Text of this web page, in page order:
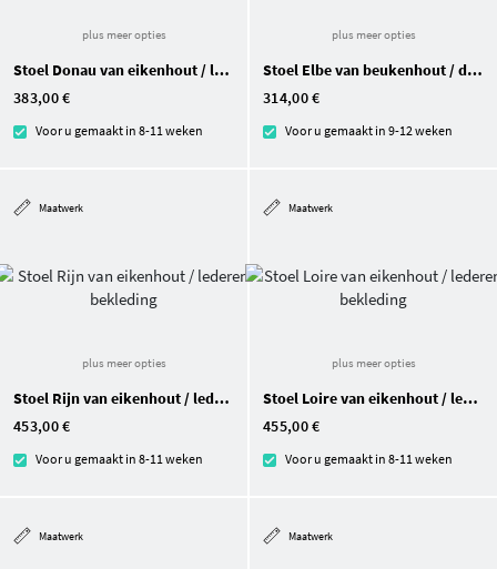
plus meer opties
Stoel Donau van eikenhout / lederen bekleding
383,00 €
Voor u gemaakt in 8-11 weken
plus meer opties
Stoel Elbe van beukenhout / donkergrijze stof
314,00 €
Voor u gemaakt in 9-12 weken
Maatwerk
plus meer opties
Stoel Rijn van eikenhout / lederen bekleding
453,00 €
Voor u gemaakt in 8-11 weken
Maatwerk
plus meer opties
Stoel Loire van eikenhout / lederen bekleding
455,00 €
Voor u gemaakt in 8-11 weken
Maatwerk Maatwerk